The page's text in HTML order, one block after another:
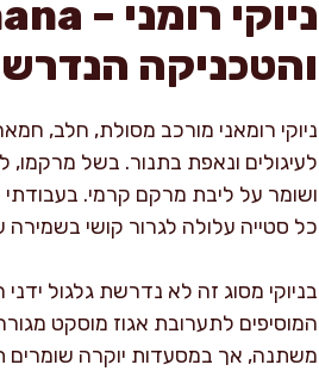
והטכניקה
ניוקי רומאני מורכב מסולת, חלב,
לעיגולים ונאפת בתנור. בשל מרקמו,
ושומר על ליבת מרקם קרמי.
כל סטייה עלולה לגרור קושי
בניוקי מסוג זה לא נדרשת גלגול
המוסיפים לתערובת אגוז מוסקט
משתנה, אך במסעדות יוקרה שומרים